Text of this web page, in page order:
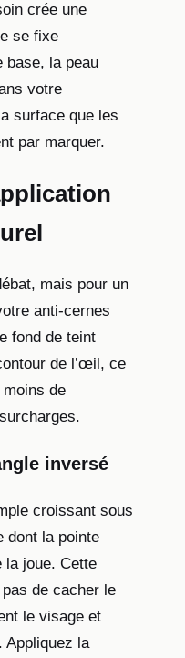
crée une
se fixe
base, la peau
votre
surface que les
par marquer.
mais pour un
anti-cernes
fond de teint
de l’œil, ce
moins de
inversé
croissant sous
dont la pointe
la joue. Cette
de cacher le
le visage et
Appliquez la